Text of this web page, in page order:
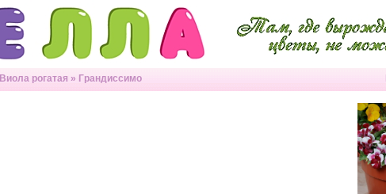
Виола рогатая » Грандиссимо